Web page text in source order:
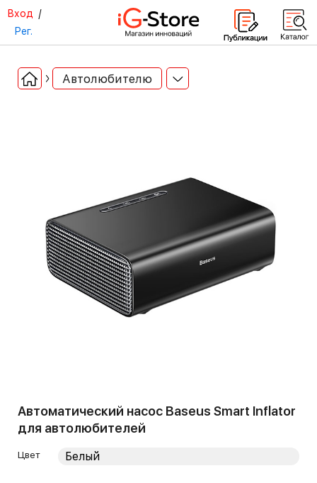
Вход /
Рег.
Автолюбителю
Автоматический насос Baseus Smart Inflator
для автолюбителей
Цвет